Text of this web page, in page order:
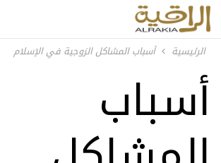
الرئيسية أسباب المشاكل الزوجية في الإسلام
أسباب